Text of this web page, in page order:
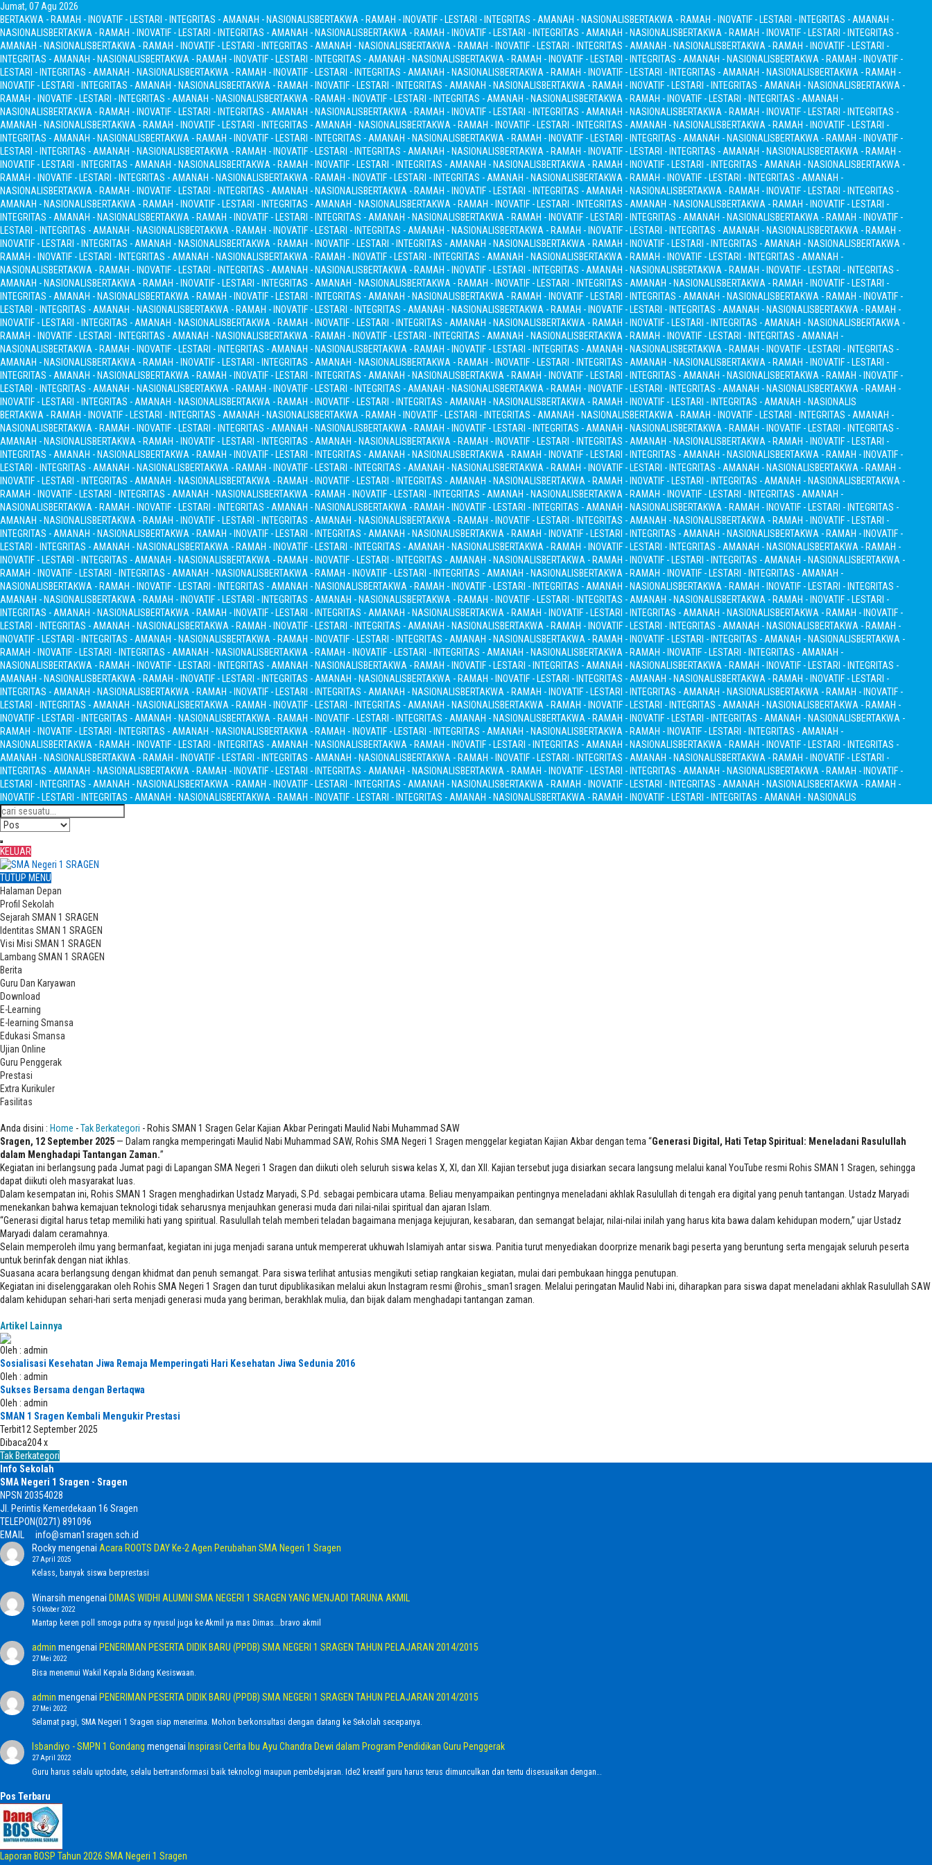
Jumat, 07 Agu 2026
BERTAKWA - RAMAH - INOVATIF - LESTARI - INTEGRITAS - AMANAH - NASIONALISBERTAKWA - RAMAH - INOVATIF - LESTARI - INTEGRITAS - AMANAH - NASIONALISBERTAKWA - RAMAH - INOVATIF - LESTARI - INTEGRITAS - AMANAH -
NASIONALISBERTAKWA - RAMAH - INOVATIF - LESTARI - INTEGRITAS - AMANAH - NASIONALISBERTAKWA - RAMAH - INOVATIF - LESTARI - INTEGRITAS - AMANAH - NASIONALISBERTAKWA - RAMAH - INOVATIF - LESTARI - INTEGRITAS -
AMANAH - NASIONALISBERTAKWA - RAMAH - INOVATIF - LESTARI - INTEGRITAS - AMANAH - NASIONALISBERTAKWA - RAMAH - INOVATIF - LESTARI - INTEGRITAS - AMANAH - NASIONALISBERTAKWA - RAMAH - INOVATIF - LESTARI -
INTEGRITAS - AMANAH - NASIONALISBERTAKWA - RAMAH - INOVATIF - LESTARI - INTEGRITAS - AMANAH - NASIONALISBERTAKWA - RAMAH - INOVATIF - LESTARI - INTEGRITAS - AMANAH - NASIONALISBERTAKWA - RAMAH - INOVATIF -
LESTARI - INTEGRITAS - AMANAH - NASIONALISBERTAKWA - RAMAH - INOVATIF - LESTARI - INTEGRITAS - AMANAH - NASIONALISBERTAKWA - RAMAH - INOVATIF - LESTARI - INTEGRITAS - AMANAH - NASIONALISBERTAKWA - RAMAH -
INOVATIF - LESTARI - INTEGRITAS - AMANAH - NASIONALISBERTAKWA - RAMAH - INOVATIF - LESTARI - INTEGRITAS - AMANAH - NASIONALISBERTAKWA - RAMAH - INOVATIF - LESTARI - INTEGRITAS - AMANAH - NASIONALISBERTAKWA -
RAMAH - INOVATIF - LESTARI - INTEGRITAS - AMANAH - NASIONALISBERTAKWA - RAMAH - INOVATIF - LESTARI - INTEGRITAS - AMANAH - NASIONALISBERTAKWA - RAMAH - INOVATIF - LESTARI - INTEGRITAS - AMANAH -
NASIONALISBERTAKWA - RAMAH - INOVATIF - LESTARI - INTEGRITAS - AMANAH - NASIONALISBERTAKWA - RAMAH - INOVATIF - LESTARI - INTEGRITAS - AMANAH - NASIONALISBERTAKWA - RAMAH - INOVATIF - LESTARI - INTEGRITAS -
AMANAH - NASIONALISBERTAKWA - RAMAH - INOVATIF - LESTARI - INTEGRITAS - AMANAH - NASIONALISBERTAKWA - RAMAH - INOVATIF - LESTARI - INTEGRITAS - AMANAH - NASIONALISBERTAKWA - RAMAH - INOVATIF - LESTARI -
INTEGRITAS - AMANAH - NASIONALISBERTAKWA - RAMAH - INOVATIF - LESTARI - INTEGRITAS - AMANAH - NASIONALISBERTAKWA - RAMAH - INOVATIF - LESTARI - INTEGRITAS - AMANAH - NASIONALISBERTAKWA - RAMAH - INOVATIF -
LESTARI - INTEGRITAS - AMANAH - NASIONALISBERTAKWA - RAMAH - INOVATIF - LESTARI - INTEGRITAS - AMANAH - NASIONALISBERTAKWA - RAMAH - INOVATIF - LESTARI - INTEGRITAS - AMANAH - NASIONALISBERTAKWA - RAMAH -
INOVATIF - LESTARI - INTEGRITAS - AMANAH - NASIONALISBERTAKWA - RAMAH - INOVATIF - LESTARI - INTEGRITAS - AMANAH - NASIONALISBERTAKWA - RAMAH - INOVATIF - LESTARI - INTEGRITAS - AMANAH - NASIONALISBERTAKWA -
RAMAH - INOVATIF - LESTARI - INTEGRITAS - AMANAH - NASIONALISBERTAKWA - RAMAH - INOVATIF - LESTARI - INTEGRITAS - AMANAH - NASIONALISBERTAKWA - RAMAH - INOVATIF - LESTARI - INTEGRITAS - AMANAH -
NASIONALISBERTAKWA - RAMAH - INOVATIF - LESTARI - INTEGRITAS - AMANAH - NASIONALISBERTAKWA - RAMAH - INOVATIF - LESTARI - INTEGRITAS - AMANAH - NASIONALISBERTAKWA - RAMAH - INOVATIF - LESTARI - INTEGRITAS -
AMANAH - NASIONALISBERTAKWA - RAMAH - INOVATIF - LESTARI - INTEGRITAS - AMANAH - NASIONALISBERTAKWA - RAMAH - INOVATIF - LESTARI - INTEGRITAS - AMANAH - NASIONALISBERTAKWA - RAMAH - INOVATIF - LESTARI -
INTEGRITAS - AMANAH - NASIONALISBERTAKWA - RAMAH - INOVATIF - LESTARI - INTEGRITAS - AMANAH - NASIONALISBERTAKWA - RAMAH - INOVATIF - LESTARI - INTEGRITAS - AMANAH - NASIONALISBERTAKWA - RAMAH - INOVATIF -
LESTARI - INTEGRITAS - AMANAH - NASIONALISBERTAKWA - RAMAH - INOVATIF - LESTARI - INTEGRITAS - AMANAH - NASIONALISBERTAKWA - RAMAH - INOVATIF - LESTARI - INTEGRITAS - AMANAH - NASIONALISBERTAKWA - RAMAH -
INOVATIF - LESTARI - INTEGRITAS - AMANAH - NASIONALISBERTAKWA - RAMAH - INOVATIF - LESTARI - INTEGRITAS - AMANAH - NASIONALISBERTAKWA - RAMAH - INOVATIF - LESTARI - INTEGRITAS - AMANAH - NASIONALISBERTAKWA -
RAMAH - INOVATIF - LESTARI - INTEGRITAS - AMANAH - NASIONALISBERTAKWA - RAMAH - INOVATIF - LESTARI - INTEGRITAS - AMANAH - NASIONALISBERTAKWA - RAMAH - INOVATIF - LESTARI - INTEGRITAS - AMANAH -
NASIONALISBERTAKWA - RAMAH - INOVATIF - LESTARI - INTEGRITAS - AMANAH - NASIONALISBERTAKWA - RAMAH - INOVATIF - LESTARI - INTEGRITAS - AMANAH - NASIONALISBERTAKWA - RAMAH - INOVATIF - LESTARI - INTEGRITAS -
AMANAH - NASIONALISBERTAKWA - RAMAH - INOVATIF - LESTARI - INTEGRITAS - AMANAH - NASIONALISBERTAKWA - RAMAH - INOVATIF - LESTARI - INTEGRITAS - AMANAH - NASIONALISBERTAKWA - RAMAH - INOVATIF - LESTARI -
INTEGRITAS - AMANAH - NASIONALISBERTAKWA - RAMAH - INOVATIF - LESTARI - INTEGRITAS - AMANAH - NASIONALISBERTAKWA - RAMAH - INOVATIF - LESTARI - INTEGRITAS - AMANAH - NASIONALISBERTAKWA - RAMAH - INOVATIF -
LESTARI - INTEGRITAS - AMANAH - NASIONALISBERTAKWA - RAMAH - INOVATIF - LESTARI - INTEGRITAS - AMANAH - NASIONALISBERTAKWA - RAMAH - INOVATIF - LESTARI - INTEGRITAS - AMANAH - NASIONALISBERTAKWA - RAMAH -
INOVATIF - LESTARI - INTEGRITAS - AMANAH - NASIONALISBERTAKWA - RAMAH - INOVATIF - LESTARI - INTEGRITAS - AMANAH - NASIONALISBERTAKWA - RAMAH - INOVATIF - LESTARI - INTEGRITAS - AMANAH - NASIONALISBERTAKWA -
RAMAH - INOVATIF - LESTARI - INTEGRITAS - AMANAH - NASIONALISBERTAKWA - RAMAH - INOVATIF - LESTARI - INTEGRITAS - AMANAH - NASIONALISBERTAKWA - RAMAH - INOVATIF - LESTARI - INTEGRITAS - AMANAH -
NASIONALISBERTAKWA - RAMAH - INOVATIF - LESTARI - INTEGRITAS - AMANAH - NASIONALISBERTAKWA - RAMAH - INOVATIF - LESTARI - INTEGRITAS - AMANAH - NASIONALISBERTAKWA - RAMAH - INOVATIF - LESTARI - INTEGRITAS -
AMANAH - NASIONALISBERTAKWA - RAMAH - INOVATIF - LESTARI - INTEGRITAS - AMANAH - NASIONALISBERTAKWA - RAMAH - INOVATIF - LESTARI - INTEGRITAS - AMANAH - NASIONALISBERTAKWA - RAMAH - INOVATIF - LESTARI -
INTEGRITAS - AMANAH - NASIONALISBERTAKWA - RAMAH - INOVATIF - LESTARI - INTEGRITAS - AMANAH - NASIONALISBERTAKWA - RAMAH - INOVATIF - LESTARI - INTEGRITAS - AMANAH - NASIONALISBERTAKWA - RAMAH - INOVATIF -
LESTARI - INTEGRITAS - AMANAH - NASIONALISBERTAKWA - RAMAH - INOVATIF - LESTARI - INTEGRITAS - AMANAH - NASIONALISBERTAKWA - RAMAH - INOVATIF - LESTARI - INTEGRITAS - AMANAH - NASIONALISBERTAKWA - RAMAH -
INOVATIF - LESTARI - INTEGRITAS - AMANAH - NASIONALISBERTAKWA - RAMAH - INOVATIF - LESTARI - INTEGRITAS - AMANAH - NASIONALISBERTAKWA - RAMAH - INOVATIF - LESTARI - INTEGRITAS - AMANAH - NASIONALIS
BERTAKWA - RAMAH - INOVATIF - LESTARI - INTEGRITAS - AMANAH - NASIONALISBERTAKWA - RAMAH - INOVATIF - LESTARI - INTEGRITAS - AMANAH - NASIONALISBERTAKWA - RAMAH - INOVATIF - LESTARI - INTEGRITAS - AMANAH -
NASIONALISBERTAKWA - RAMAH - INOVATIF - LESTARI - INTEGRITAS - AMANAH - NASIONALISBERTAKWA - RAMAH - INOVATIF - LESTARI - INTEGRITAS - AMANAH - NASIONALISBERTAKWA - RAMAH - INOVATIF - LESTARI - INTEGRITAS -
AMANAH - NASIONALISBERTAKWA - RAMAH - INOVATIF - LESTARI - INTEGRITAS - AMANAH - NASIONALISBERTAKWA - RAMAH - INOVATIF - LESTARI - INTEGRITAS - AMANAH - NASIONALISBERTAKWA - RAMAH - INOVATIF - LESTARI -
INTEGRITAS - AMANAH - NASIONALISBERTAKWA - RAMAH - INOVATIF - LESTARI - INTEGRITAS - AMANAH - NASIONALISBERTAKWA - RAMAH - INOVATIF - LESTARI - INTEGRITAS - AMANAH - NASIONALISBERTAKWA - RAMAH - INOVATIF -
LESTARI - INTEGRITAS - AMANAH - NASIONALISBERTAKWA - RAMAH - INOVATIF - LESTARI - INTEGRITAS - AMANAH - NASIONALISBERTAKWA - RAMAH - INOVATIF - LESTARI - INTEGRITAS - AMANAH - NASIONALISBERTAKWA - RAMAH -
INOVATIF - LESTARI - INTEGRITAS - AMANAH - NASIONALISBERTAKWA - RAMAH - INOVATIF - LESTARI - INTEGRITAS - AMANAH - NASIONALISBERTAKWA - RAMAH - INOVATIF - LESTARI - INTEGRITAS - AMANAH - NASIONALISBERTAKWA -
RAMAH - INOVATIF - LESTARI - INTEGRITAS - AMANAH - NASIONALISBERTAKWA - RAMAH - INOVATIF - LESTARI - INTEGRITAS - AMANAH - NASIONALISBERTAKWA - RAMAH - INOVATIF - LESTARI - INTEGRITAS - AMANAH -
NASIONALISBERTAKWA - RAMAH - INOVATIF - LESTARI - INTEGRITAS - AMANAH - NASIONALISBERTAKWA - RAMAH - INOVATIF - LESTARI - INTEGRITAS - AMANAH - NASIONALISBERTAKWA - RAMAH - INOVATIF - LESTARI - INTEGRITAS -
AMANAH - NASIONALISBERTAKWA - RAMAH - INOVATIF - LESTARI - INTEGRITAS - AMANAH - NASIONALISBERTAKWA - RAMAH - INOVATIF - LESTARI - INTEGRITAS - AMANAH - NASIONALISBERTAKWA - RAMAH - INOVATIF - LESTARI -
INTEGRITAS - AMANAH - NASIONALISBERTAKWA - RAMAH - INOVATIF - LESTARI - INTEGRITAS - AMANAH - NASIONALISBERTAKWA - RAMAH - INOVATIF - LESTARI - INTEGRITAS - AMANAH - NASIONALISBERTAKWA - RAMAH - INOVATIF -
LESTARI - INTEGRITAS - AMANAH - NASIONALISBERTAKWA - RAMAH - INOVATIF - LESTARI - INTEGRITAS - AMANAH - NASIONALISBERTAKWA - RAMAH - INOVATIF - LESTARI - INTEGRITAS - AMANAH - NASIONALISBERTAKWA - RAMAH -
INOVATIF - LESTARI - INTEGRITAS - AMANAH - NASIONALISBERTAKWA - RAMAH - INOVATIF - LESTARI - INTEGRITAS - AMANAH - NASIONALISBERTAKWA - RAMAH - INOVATIF - LESTARI - INTEGRITAS - AMANAH - NASIONALISBERTAKWA -
RAMAH - INOVATIF - LESTARI - INTEGRITAS - AMANAH - NASIONALISBERTAKWA - RAMAH - INOVATIF - LESTARI - INTEGRITAS - AMANAH - NASIONALISBERTAKWA - RAMAH - INOVATIF - LESTARI - INTEGRITAS - AMANAH -
NASIONALISBERTAKWA - RAMAH - INOVATIF - LESTARI - INTEGRITAS - AMANAH - NASIONALISBERTAKWA - RAMAH - INOVATIF - LESTARI - INTEGRITAS - AMANAH - NASIONALISBERTAKWA - RAMAH - INOVATIF - LESTARI - INTEGRITAS -
AMANAH - NASIONALISBERTAKWA - RAMAH - INOVATIF - LESTARI - INTEGRITAS - AMANAH - NASIONALISBERTAKWA - RAMAH - INOVATIF - LESTARI - INTEGRITAS - AMANAH - NASIONALISBERTAKWA - RAMAH - INOVATIF - LESTARI -
INTEGRITAS - AMANAH - NASIONALISBERTAKWA - RAMAH - INOVATIF - LESTARI - INTEGRITAS - AMANAH - NASIONALISBERTAKWA - RAMAH - INOVATIF - LESTARI - INTEGRITAS - AMANAH - NASIONALISBERTAKWA - RAMAH - INOVATIF -
LESTARI - INTEGRITAS - AMANAH - NASIONALISBERTAKWA - RAMAH - INOVATIF - LESTARI - INTEGRITAS - AMANAH - NASIONALISBERTAKWA - RAMAH - INOVATIF - LESTARI - INTEGRITAS - AMANAH - NASIONALISBERTAKWA - RAMAH -
INOVATIF - LESTARI - INTEGRITAS - AMANAH - NASIONALISBERTAKWA - RAMAH - INOVATIF - LESTARI - INTEGRITAS - AMANAH - NASIONALISBERTAKWA - RAMAH - INOVATIF - LESTARI - INTEGRITAS - AMANAH - NASIONALISBERTAKWA -
RAMAH - INOVATIF - LESTARI - INTEGRITAS - AMANAH - NASIONALISBERTAKWA - RAMAH - INOVATIF - LESTARI - INTEGRITAS - AMANAH - NASIONALISBERTAKWA - RAMAH - INOVATIF - LESTARI - INTEGRITAS - AMANAH -
NASIONALISBERTAKWA - RAMAH - INOVATIF - LESTARI - INTEGRITAS - AMANAH - NASIONALISBERTAKWA - RAMAH - INOVATIF - LESTARI - INTEGRITAS - AMANAH - NASIONALISBERTAKWA - RAMAH - INOVATIF - LESTARI - INTEGRITAS -
AMANAH - NASIONALISBERTAKWA - RAMAH - INOVATIF - LESTARI - INTEGRITAS - AMANAH - NASIONALISBERTAKWA - RAMAH - INOVATIF - LESTARI - INTEGRITAS - AMANAH - NASIONALISBERTAKWA - RAMAH - INOVATIF - LESTARI -
INTEGRITAS - AMANAH - NASIONALISBERTAKWA - RAMAH - INOVATIF - LESTARI - INTEGRITAS - AMANAH - NASIONALISBERTAKWA - RAMAH - INOVATIF - LESTARI - INTEGRITAS - AMANAH - NASIONALISBERTAKWA - RAMAH - INOVATIF -
LESTARI - INTEGRITAS - AMANAH - NASIONALISBERTAKWA - RAMAH - INOVATIF - LESTARI - INTEGRITAS - AMANAH - NASIONALISBERTAKWA - RAMAH - INOVATIF - LESTARI - INTEGRITAS - AMANAH - NASIONALISBERTAKWA - RAMAH -
INOVATIF - LESTARI - INTEGRITAS - AMANAH - NASIONALISBERTAKWA - RAMAH - INOVATIF - LESTARI - INTEGRITAS - AMANAH - NASIONALISBERTAKWA - RAMAH - INOVATIF - LESTARI - INTEGRITAS - AMANAH - NASIONALISBERTAKWA -
RAMAH - INOVATIF - LESTARI - INTEGRITAS - AMANAH - NASIONALISBERTAKWA - RAMAH - INOVATIF - LESTARI - INTEGRITAS - AMANAH - NASIONALISBERTAKWA - RAMAH - INOVATIF - LESTARI - INTEGRITAS - AMANAH -
NASIONALISBERTAKWA - RAMAH - INOVATIF - LESTARI - INTEGRITAS - AMANAH - NASIONALISBERTAKWA - RAMAH - INOVATIF - LESTARI - INTEGRITAS - AMANAH - NASIONALISBERTAKWA - RAMAH - INOVATIF - LESTARI - INTEGRITAS -
AMANAH - NASIONALISBERTAKWA - RAMAH - INOVATIF - LESTARI - INTEGRITAS - AMANAH - NASIONALISBERTAKWA - RAMAH - INOVATIF - LESTARI - INTEGRITAS - AMANAH - NASIONALISBERTAKWA - RAMAH - INOVATIF - LESTARI -
INTEGRITAS - AMANAH - NASIONALISBERTAKWA - RAMAH - INOVATIF - LESTARI - INTEGRITAS - AMANAH - NASIONALISBERTAKWA - RAMAH - INOVATIF - LESTARI - INTEGRITAS - AMANAH - NASIONALISBERTAKWA - RAMAH - INOVATIF -
LESTARI - INTEGRITAS - AMANAH - NASIONALISBERTAKWA - RAMAH - INOVATIF - LESTARI - INTEGRITAS - AMANAH - NASIONALISBERTAKWA - RAMAH - INOVATIF - LESTARI - INTEGRITAS - AMANAH - NASIONALISBERTAKWA - RAMAH -
INOVATIF - LESTARI - INTEGRITAS - AMANAH - NASIONALISBERTAKWA - RAMAH - INOVATIF - LESTARI - INTEGRITAS - AMANAH - NASIONALISBERTAKWA - RAMAH - INOVATIF - LESTARI - INTEGRITAS - AMANAH - NASIONALIS
KELUAR
TUTUP MENU
Halaman Depan
Profil Sekolah
Sejarah SMAN 1 SRAGEN
Identitas SMAN 1 SRAGEN
Visi Misi SMAN 1 SRAGEN
Lambang SMAN 1 SRAGEN
Berita
Guru Dan Karyawan
Download
E-Learning
E-learning Smansa
Edukasi Smansa
Ujian Online
Guru Penggerak
Prestasi
Extra Kurikuler
Fasilitas
Anda disini : Home -Tak Berkategori - Rohis SMAN 1 Sragen Gelar Kajian Akbar Peringati Maulid Nabi Muhammad SAW
Sragen, 12 September 2025 — Dalam rangka memperingati Maulid Nabi Muhammad SAW, Rohis SMA Negeri 1 Sragen menggelar kegiatan Kajian Akbar dengan tema “Generasi Digital, Hati Tetap Spiritual: Meneladani Rasulullah
dalam Menghadapi Tantangan Zaman.”
Kegiatan ini berlangsung pada Jumat pagi di Lapangan SMA Negeri 1 Sragen dan diikuti oleh seluruh siswa kelas X, XI, dan XII. Kajian tersebut juga disiarkan secara langsung melalui kanal YouTube resmi Rohis SMAN 1 Sragen, sehingga
dapat diikuti oleh masyarakat luas.
Dalam kesempatan ini, Rohis SMAN 1 Sragen menghadirkan Ustadz Maryadi, S.Pd. sebagai pembicara utama. Beliau menyampaikan pentingnya meneladani akhlak Rasulullah di tengah era digital yang penuh tantangan. Ustadz Maryadi
menekankan bahwa kemajuan teknologi tidak seharusnya menjauhkan generasi muda dari nilai-nilai spiritual dan ajaran Islam.
“Generasi digital harus tetap memiliki hati yang spiritual. Rasulullah telah memberi teladan bagaimana menjaga kejujuran, kesabaran, dan semangat belajar, nilai-nilai inilah yang harus kita bawa dalam kehidupan modern,” ujar Ustadz
Maryadi dalam ceramahnya.
Selain memperoleh ilmu yang bermanfaat, kegiatan ini juga menjadi sarana untuk mempererat ukhuwah Islamiyah antar siswa. Panitia turut menyediakan doorprize menarik bagi peserta yang beruntung serta mengajak seluruh peserta
untuk berinfak dengan niat ikhlas.
Suasana acara berlangsung dengan khidmat dan penuh semangat. Para siswa terlihat antusias mengikuti setiap rangkaian kegiatan, mulai dari pembukaan hingga penutupan.
Kegiatan ini diselenggarakan oleh Rohis SMA Negeri 1 Sragen dan turut dipublikasikan melalui akun Instagram resmi @rohis_sman1sragen. Melalui peringatan Maulid Nabi ini, diharapkan para siswa dapat meneladani akhlak Rasulullah SAW
dalam kehidupan sehari-hari serta menjadi generasi muda yang beriman, berakhlak mulia, dan bijak dalam menghadapi tantangan zaman.
Artikel Lainnya
Oleh : admin
Sosialisasi Kesehatan Jiwa Remaja Memperingati Hari Kesehatan Jiwa Sedunia 2016
Oleh : admin
Sukses Bersama dengan Bertaqwa
Oleh : admin
SMAN 1 Sragen Kembali Mengukir Prestasi
Terbit12 September 2025
Dibaca204 x
Tak Berkategori
Info Sekolah
SMA Negeri 1 Sragen - Sragen
NPSN 20354028
Jl. Perintis Kemerdekaan 16 Sragen
TELEPON(0271) 891096
EMAIL
info@sman1sragen.sch.id
Rockymengenai Acara ROOTS DAY Ke-2 Agen Perubahan SMA Negeri 1 Sragen
27 April 2025
Kelass, banyak siswa berprestasi
Winarsih mengenai DIMAS WIDHI ALUMNI SMA NEGERI 1 SRAGEN YANG MENJADI TARUNA AKMIL
5 Oktober 2022
Mantap keren poll smoga putra sy nyusul juga ke Akmil ya mas Dimas...bravo akmil
admin mengenai PENERIMAN PESERTA DIDIK BARU (PPDB) SMA NEGERI 1 SRAGEN TAHUN PELAJARAN 2014/2015
27 Mei 2022
Bisa menemui Wakil Kepala Bidang Kesiswaan.
admin mengenai PENERIMAN PESERTA DIDIK BARU (PPDB) SMA NEGERI 1 SRAGEN TAHUN PELAJARAN 2014/2015
27 Mei 2022
Selamat pagi, SMA Negeri 1 Sragen siap menerima. Mohon berkonsultasi dengan datang ke Sekolah secepanya.
Isbandiyo - SMPN 1 Gondang mengenai Inspirasi Cerita Ibu Ayu Chandra Dewi dalam Program Pendidikan Guru Penggerak
27 April 2022
Guru harus selalu uptodate, selalu bertransformasi baik teknologi maupun pembelajaran. Ide2 kreatif guru harus terus dimunculkan dan tentu disesuaikan dengan…
Pos Terbaru
Laporan BOSP Tahun 2026 SMA Negeri 1 Sragen